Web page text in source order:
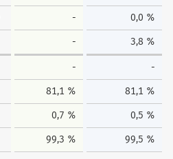
- 0,0 %
- 3,8 %
- -
81,1 % 81,1 %
0,7 % 0,5 %
99,3 % 99,5 %